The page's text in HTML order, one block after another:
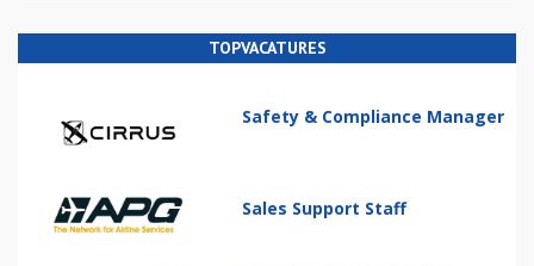
TOPVACATURES
Safety & Compliance Manager
Sales Support Staff